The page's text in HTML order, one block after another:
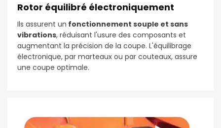
Rotor équilibré électroniquement
Ils assurent un fonctionnement souple et sans
vibrations, réduisant l'usure des composants et
augmentant la précision de la coupe. L'équilibrage
électronique, par marteaux ou par couteaux, assure
une coupe optimale.